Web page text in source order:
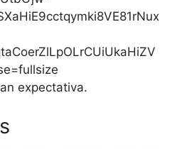
expectativa.